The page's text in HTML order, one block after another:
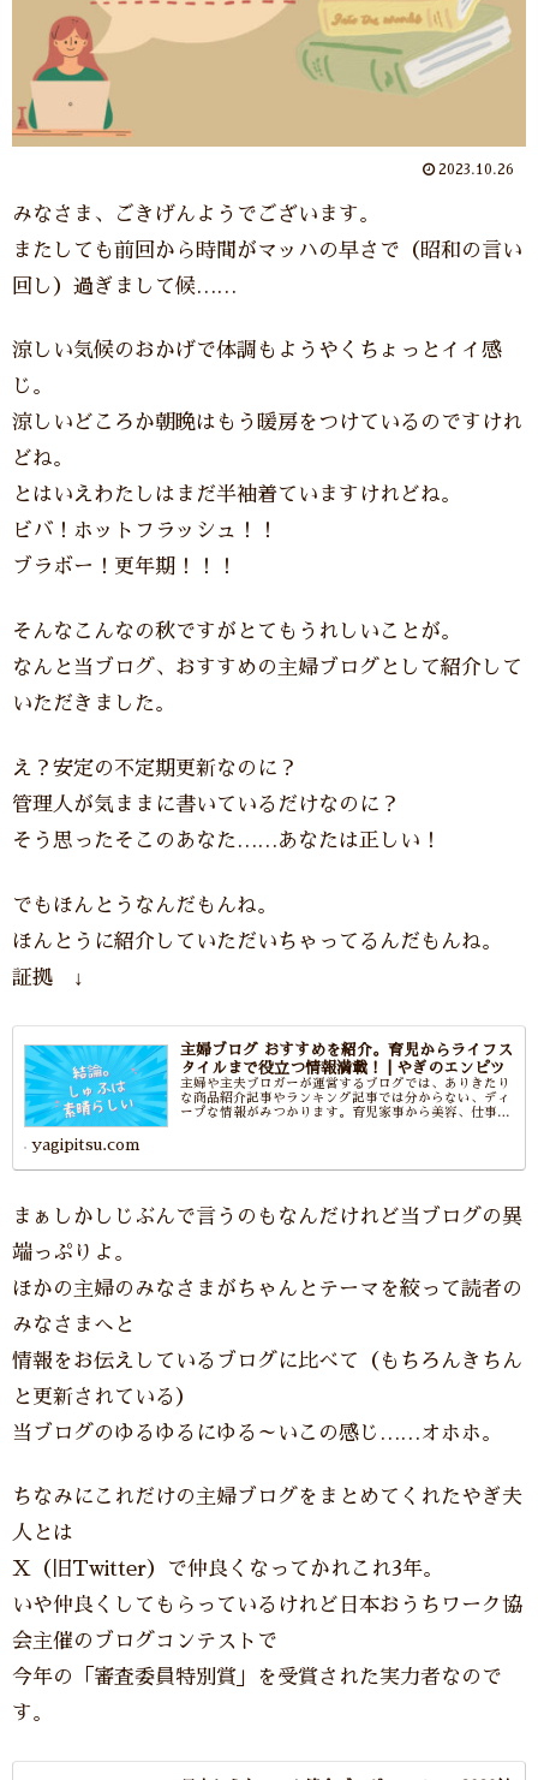
2023.10.26
みなさま、ごきげんようでございます。
またしても前回から時間がマッハの早さで（昭和の言い
回し）過ぎまして候……
涼しい気候のおかげで体調もようやくちょっとイイ感
じ。
涼しいどころか朝晩はもう暖房をつけているのですけれ
どね。
とはいえわたしはまだ半袖着ていますけれどね。
ビバ！ホットフラッシュ！！
ブラボー！更年期！！！
そんなこんなの秋ですがとてもうれしいことが。
なんと当ブログ、おすすめの主婦ブログとして紹介して
いただきました。
え？安定の不定期更新なのに？
管理人が気ままに書いているだけなのに？
そう思ったそこのあなた……あなたは正しい！
でもほんとうなんだもんね。
ほんとうに紹介していただいちゃってるんだもんね。
証拠 ↓
主婦ブログ おすすめを紹介。育児からライフス
タイルまで役立つ情報満載！ | やぎのエンピツ
主婦や主夫ブロガーが運営するブログでは、ありきたり
な商品紹介記事やランキング記事では分からない、ディ
ープな情報がみつかります。育児家事から美容、仕事の
yagipitsu.com
まぁしかしじぶんで言うのもなんだけれど当ブログの異
端っぷりよ。
ほかの主婦のみなさまがちゃんとテーマを絞って読者の
みなさまへと
情報をお伝えしているブログに比べて（もちろんきちん
と更新されている）
当ブログのゆるゆるにゆる～いこの感じ……オホホ。
ちなみにこれだけの主婦ブログをまとめてくれたやぎ夫
人とは
X（旧Twitter）で仲良くなってかれこれ3年。
いや仲良くしてもらっているけれど日本おうちワーク協
会主催のブログコンテストで
今年の「審査委員特別賞」を受賞された実力者なので
す。